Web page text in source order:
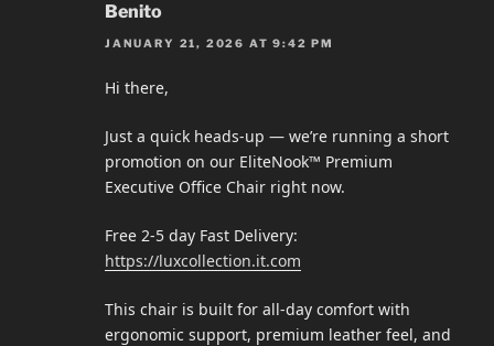
Benito
JANUARY 21, 2026 AT 9:42 PM
Hi there,
Just a quick heads-up — we’re running a short
promotion on our EliteNook™ Premium
Executive Office Chair right now.
Free 2-5 day Fast Delivery:
https://luxcollection.it.com
This chair is built for all-day comfort with
ergonomic support, premium leather feel, and